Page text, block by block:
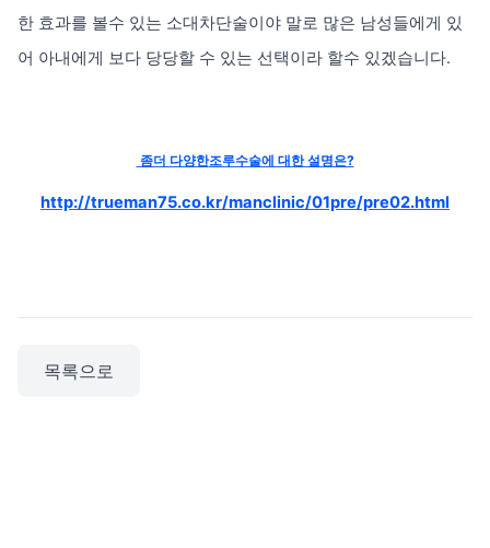
한 효과를 볼수 있는 소대차단술이야 말로 많은 남성들에게 있
어 아내에게 보다 당당할 수 있는 선택이라 할수 있겠습니다.
좀더 다양한조루수술에 대한 설명은?
http://trueman75.co.kr/manclinic/01pre/pre02.html
목록으로